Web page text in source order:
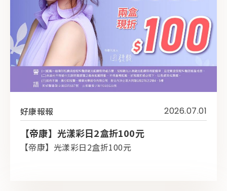
好康報報 2026.07.01
【帝康】光漾彩日2盒折100元
【帝康】光漾彩日2盒折100元